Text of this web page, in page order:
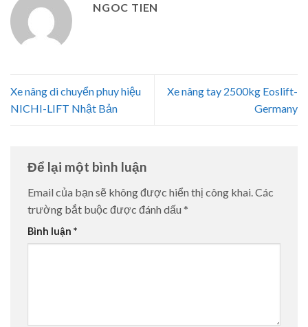
NGOC TIEN
Xe nâng di chuyển phuy hiệu
NICHI-LIFT Nhật Bản
Xe nâng tay 2500kg Eoslift-
Germany
Để lại một bình luận
Email của bạn sẽ không được hiển thị công khai.Các
trường bắt buộc được đánh dấu *
Bình luận *